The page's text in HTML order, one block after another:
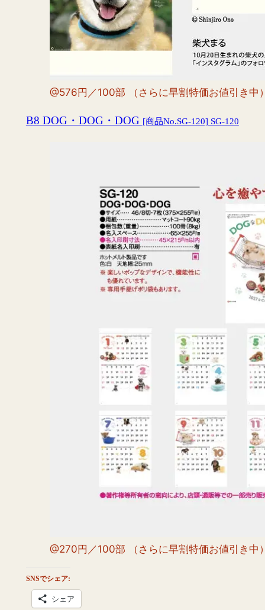
@576円／100部 （さらに早割特価お値引き中
B8 DOG・DOG・DOG [商品No.SG-120] SG-120
@270円／100部 （さらに早割特価お値引き中
SNSでシェア:
シェア